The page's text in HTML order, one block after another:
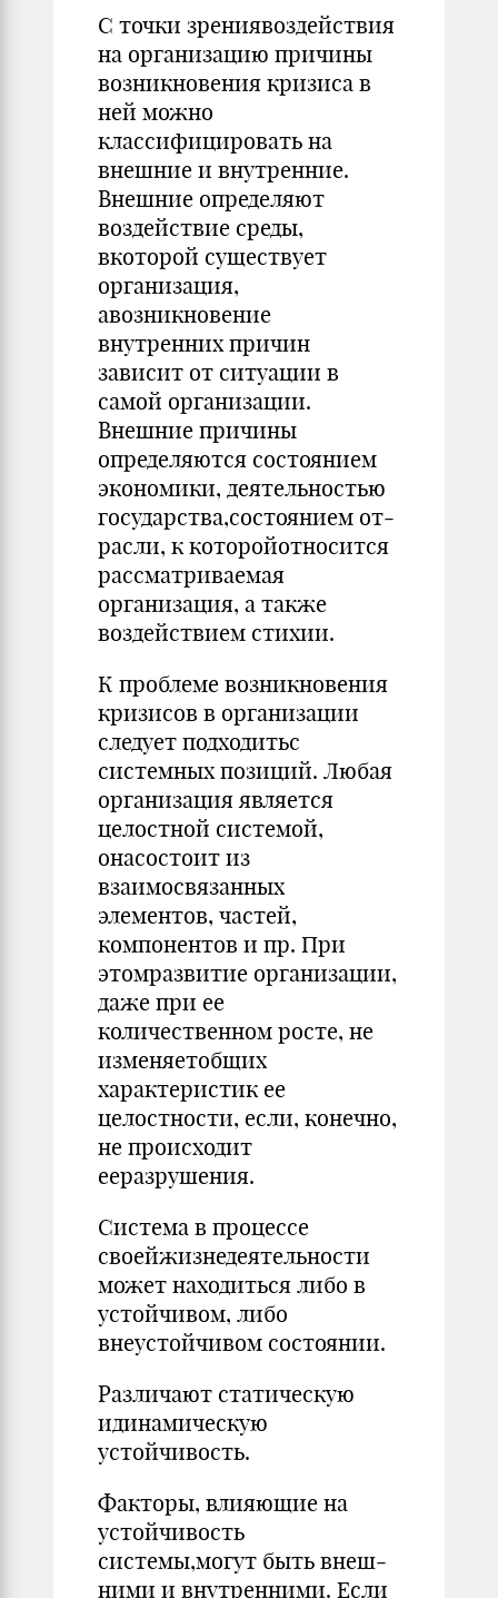
С точки зрениявоздействия
на организацию причины
возникно­вения кризиса в
ней можно
классифицировать на
внешние и внут­ренние.
Внешние определяют
воздействие среды,
вкоторой сущест­вует
организация,
авозникновение
внутренних причин
зависит от си­туации в
самой организации.
Внешние причины
определяются состоянием
экономики, деятельностью
государства,состоянием от­
расли, к которойотносится
рассматриваемая
организация, а также
воздействием стихии.
К проблеме возникновения
кризисов в организации
следует подхо­дитьс
системных позиций. Любая
организация является
целостной си­стемой,
онасостоит из
взаимосвязанных
элементов, частей,
компонен­тов и пр. При
этомразвитие организации,
даже при ее
количественном росте, не
изменяетобщих
характеристик ее
целостности, если, конеч­но,
не происходит
ееразрушения.
Система в процессе
своейжизнедеятельности
может находиться либо в
устойчивом, либо
внеустойчивом состоянии.
Различают статическую
идинамическую
устойчивость.
Факторы, влияющие на
устойчивость
системы,могут быть внеш­
ними и внутренними. Если